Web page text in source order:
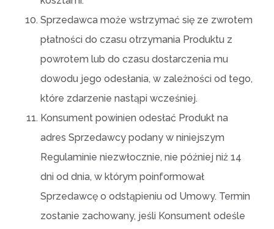
Sprzedawca może wstrzymać się ze zwrotem
płatności do czasu otrzymania Produktu z
powrotem lub do czasu dostarczenia mu
dowodu jego odesłania, w zależności od tego,
które zdarzenie nastąpi wcześniej.
Konsument powinien odesłać Produkt na
adres Sprzedawcy podany w niniejszym
Regulaminie niezwłocznie, nie później niż 14
dni od dnia, w którym poinformował
Sprzedawcę o odstąpieniu od Umowy. Termin
zostanie zachowany, jeśli Konsument odeśle